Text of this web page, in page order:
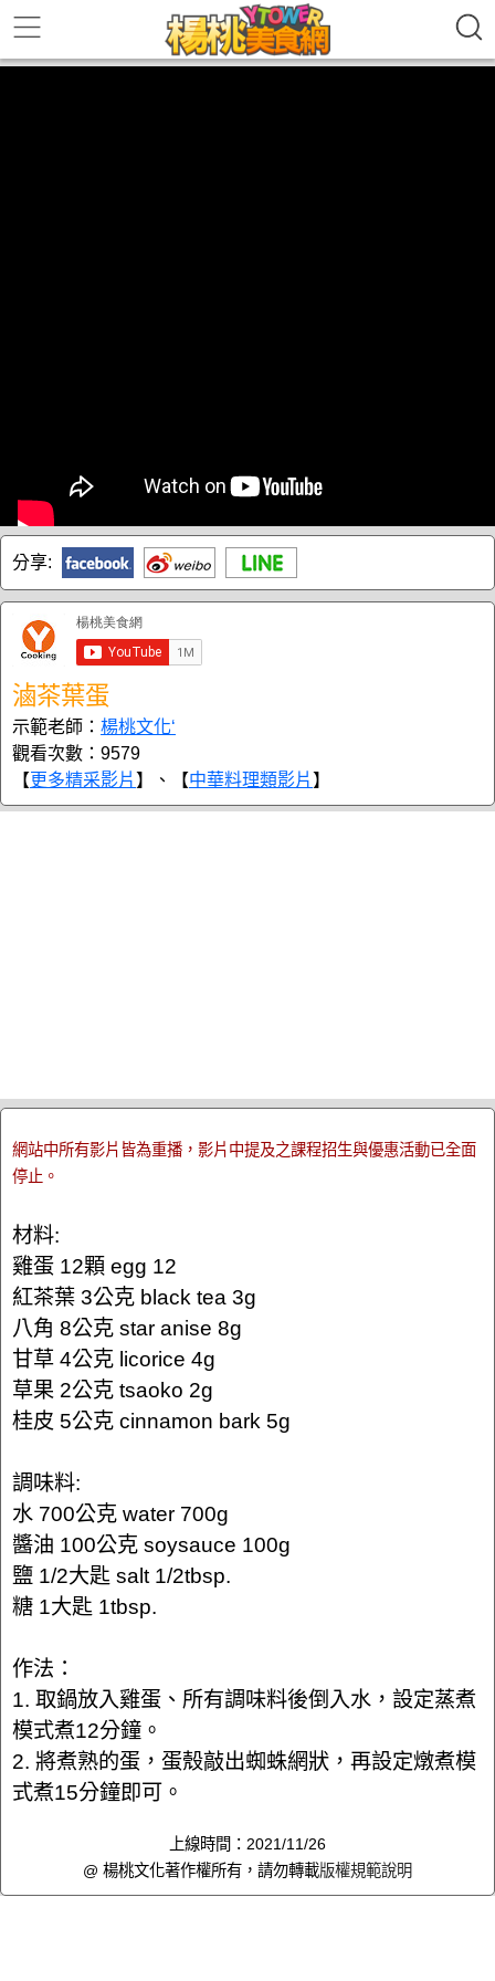
分享:
滷茶葉蛋
示範老師： 楊桃文化‘
觀看次數：9579
【更多精采影片 】、【中華料理類影片 】
網站中所有影片皆為重播，影片中提及之課程招生與優惠活動已全面
停止。
材料:
雞蛋 12顆 egg 12
紅茶葉 3公克 black tea 3g
八角 8公克 star anise 8g
甘草 4公克 licorice 4g
草果 2公克 tsaoko 2g
桂皮 5公克 cinnamon bark 5g
調味料:
水 700公克 water 700g
醬油 100公克 soysauce 100g
鹽 1/2大匙 salt 1/2tbsp.
糖 1大匙 1tbsp.
作法：
1. 取鍋放入雞蛋、所有調味料後倒入水，設定蒸煮
模式煮12分鐘。
2. 將煮熟的蛋，蛋殼敲出蜘蛛網狀，再設定燉煮模
式煮15分鐘即可。
上線時間：2021/11/26
@ 楊桃文化著作權所有，請勿轉載版權規範說明